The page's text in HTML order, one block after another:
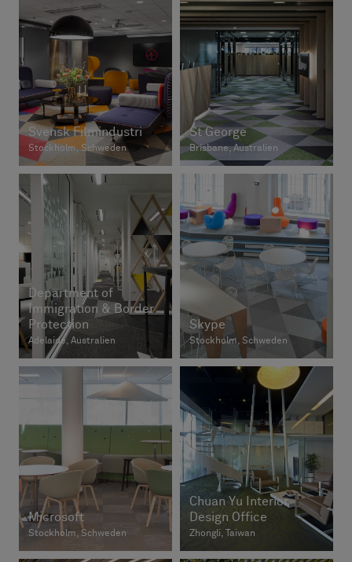
Svensk Filmindustri
Stockholm, Schweden
St George
Brisbane, Australien
Department of
Immigration & Border
Protection
Adelaide, Australien
Skype
Stockholm, Schweden
Microsoft
Stockholm, Schweden
Chuan Yu Interior
Design Office
Zhongli, Taiwan